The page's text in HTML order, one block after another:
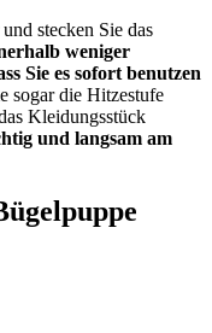
stecken Sie das
weniger
Sie es sofort benutzen
sogar die Hitzestufe
Kleidungsstück
und langsam am